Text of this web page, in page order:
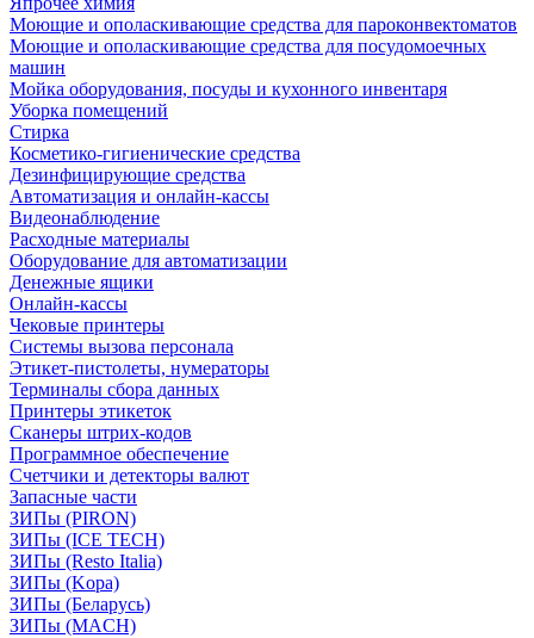
Моющие и ополаскивающие средства для пароконвектоматов
Моющие и ополаскивающие средства для посудомоечных
машин
Мойка оборудования, посуды и кухонного инвентаря
Уборка помещений
Стирка
Косметико-гигиенические средства
Дезинфицирующие средства
Автоматизация и онлайн-кассы
Видеонаблюдение
Расходные материалы
Оборудование для автоматизации
Денежные ящики
Онлайн-кассы
Чековые принтеры
Системы вызова персонала
Этикет-пистолеты, нумераторы
Терминалы сбора данных
Принтеры этикеток
Сканеры штрих-кодов
Программное обеспечение
Счетчики и детекторы валют
Запасные части
ЗИПы (PIRON)
ЗИПы (ICE TECH)
ЗИПы (Resto Italia)
ЗИПы (Kopa)
ЗИПы (Беларусь)
ЗИПы (MACH)